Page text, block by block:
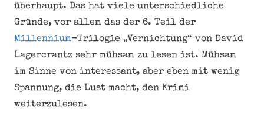
überhaupt. Das hat viele unterschiedliche
Gründe, vor allem das der 6. Teil der
Millennium-Trilogie „Vernichtung“ von David
Lagercrantz sehr mühsam zu lesen ist. Mühsam
im Sinne von interessant, aber eben mit wenig
Spannung, die Lust macht, den Krimi
weiterzulesen.